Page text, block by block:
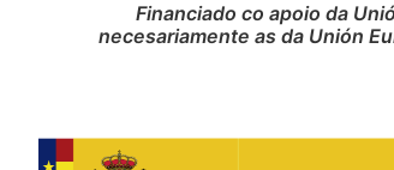
Financiado co apoio da
necesariamente as da Unión